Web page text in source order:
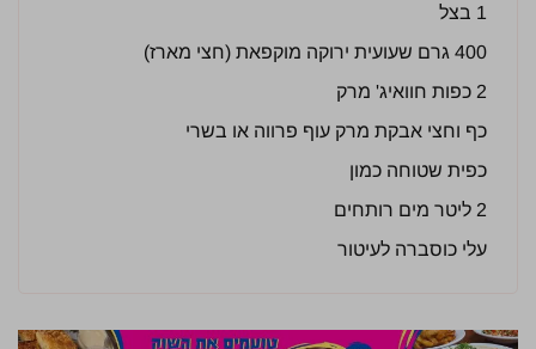
1 בצל
400 גרם שעועית ירוקה מוקפאת (חצי מארז)
2 כפות חוואיג' מרק
כף וחצי אבקת מרק עוף פרווה או בשרי
כפית שטוחה כמון
2 ליטר מים רותחים
עלי כוסברה לעיטור